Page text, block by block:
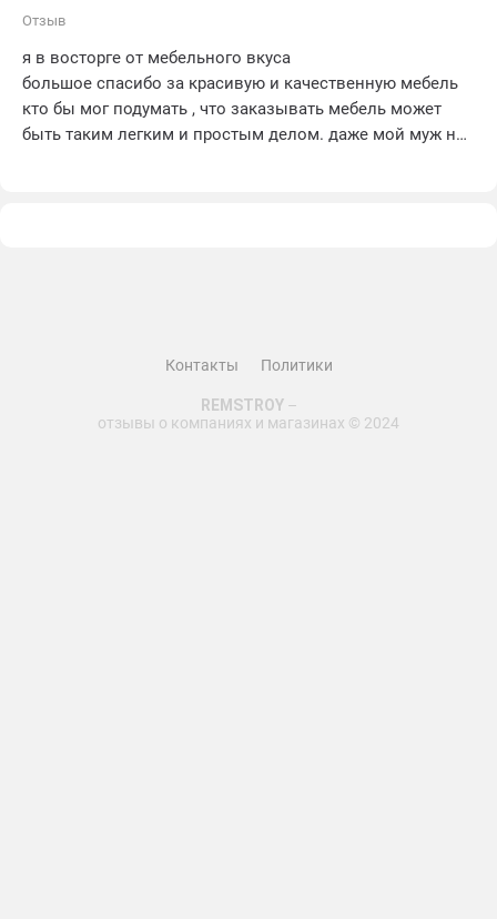
Отзыв
я в восторге от мебельного вкуса
большое спасибо за красивую и качественную мебель
кто бы мог подумать , что заказывать мебель может
быть таким легким и простым делом. даже мой муж не
Контакты Политики
REMSTROY–
отзывы о компаниях и магазинах © 2024